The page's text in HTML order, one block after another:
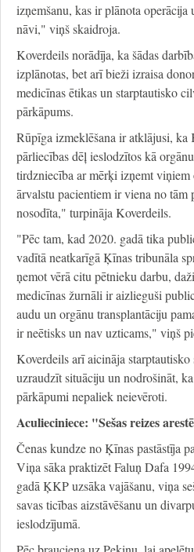
izņemšanu, kas ir plānota operācija
nāvi," viņš skaidroja.
Koverdeils norādīja, ka šādas
izplānotas, bet arī bieži izraisa
medicīnas ētikas un starptautisko
pārkāpums.
Rūpīga izmeklēšana ir atklājusi,
pārliecības dēļ ieslodzītos kā
tirdzniecība ar mērķi izņemt viņiem
ārvalstu pacientiem ir viena no tām
nosodīta," turpināja Koverdeils.
"Pēc tam, kad 2020. gadā tika
vadītā neatkarīgā Ķīnas tribunāla
ņemot vērā citu pētnieku darbu,
medicīnas žurnāli ir aizlieguši
audu un orgānu transplantāciju
ir neētisks un nav uzticams," viņš
Koverdeils arī aicināja
uzraudzīt situāciju un nodrošināt,
pārkāpumi nepaliek neievēroti.
Aculieciniece: "Sešas reizes
Čenas kundze no Ķīnas pastāstīja
Viņa sāka praktizēt Faluņ Dafa
gadā ĶKP uzsāka vajāšanu, viņa
savas ticības aizstāvēšanu un
ieslodzījumā.